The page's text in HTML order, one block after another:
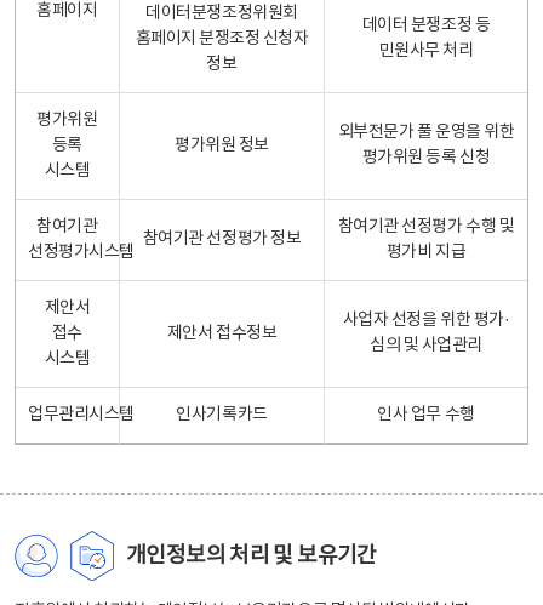
홈페이지
데이터분쟁조정위원회
홈페이지 분쟁조정 신청자
정보
데이터 분쟁조정 등
민원사무 처리
평가위원
등록
시스템
평가위원 정보
외부전문가 풀 운영을 위한
평가위원 등록 신청
참여기관
선정평가시스템
참여기관 선정평가 정보
참여기관 선정평가 수행 및
평가비 지급
제안서
접수
시스템
제안서 접수정보
사업자 선정을 위한 평가·
심의 및 사업관리
업무관리시스템 인사기록카드 인사 업무 수행
개인정보의 처리 및 보유기간